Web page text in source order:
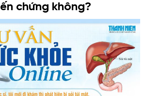
chứng không?